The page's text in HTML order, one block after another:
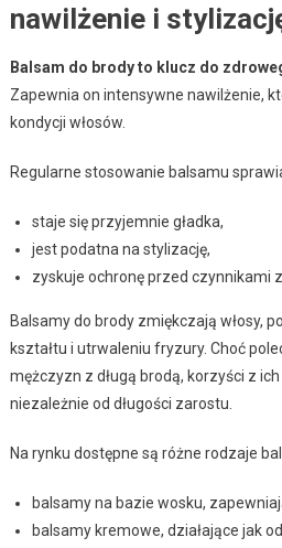
nawilżenie i
Balsam do brody to klucz do
Zapewnia on intensywne nawilżenie,
kondycji włosów.
Regularne stosowanie balsamu
staje się przyjemnie gładka,
jest podatna na stylizację,
zyskuje ochronę przed czynnikami
Balsamy do brody zmiękczają włosy,
kształtu i utrwaleniu fryzury. Choć
mężczyzn z długą brodą, korzyści z
niezależnie od długości zarostu.
Na rynku dostępne są różne rodzaje
balsamy na bazie wosku,
balsamy kremowe, działające jak